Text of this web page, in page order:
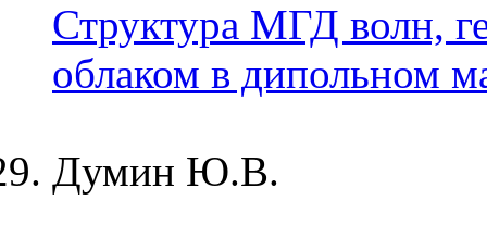
Структура МГД волн,
облаком в дипольном
Думин Ю.В.